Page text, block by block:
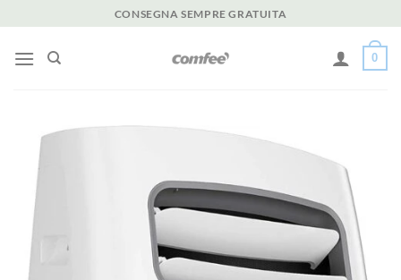
ai
contenuti
CONSEGNA SEMPRE GRATUITA
0